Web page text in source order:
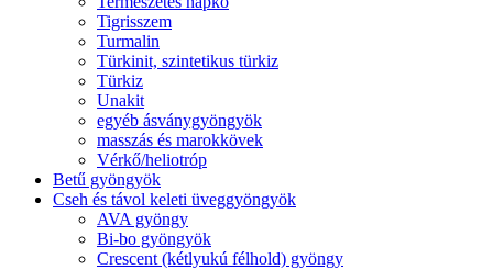
Tigrisszem
Turmalin
Türkinit, szintetikus türkiz
Türkiz
Unakit
egyéb ásványgyöngyök
masszás és marokkövek
Vérkő/heliotróp
Betű gyöngyök
Cseh és távol keleti üveggyöngyök
AVA gyöngy
Bi-bo gyöngyök
Crescent (kétlyukú félhold) gyöngy